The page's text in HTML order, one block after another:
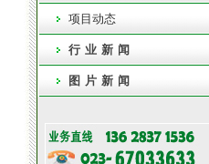
项目动态
行业新闻
图片新闻